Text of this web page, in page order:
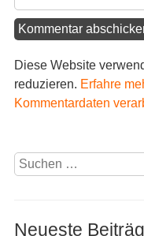
Diese Website
reduzieren. Erfahre
Kommentardaten
Suchen
nach:
Neueste